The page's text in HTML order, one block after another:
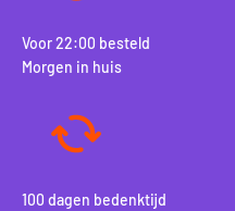
Voor 22:00 besteld
Morgen in huis
100 dagen bedenktijd